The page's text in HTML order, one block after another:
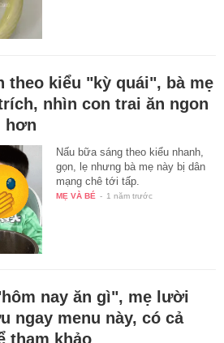
theo kiểu "kỳ quái", bà mẹ
nhìn con trai ăn ngon
hơn
Nấu bữa sáng theo kiểu nhanh,
gọn, lẹ nhưng bà mẹ này bị dân
mạng chê tới tấp.
MẸ VÀ BÉ - 1 năm trước
nay ăn gì", mẹ lười
ngay menu này, có cả
tham khảo